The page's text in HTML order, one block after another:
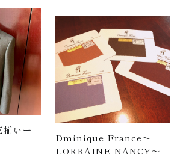
案
いー
Dminique France～
LORRAINE NANCY～